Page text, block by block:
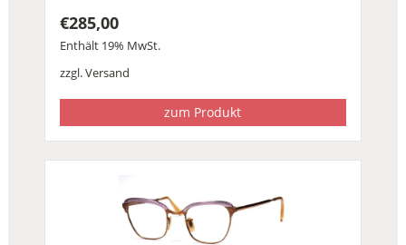
€285,00
Enthält 19% MwSt.
zzgl.Versand
zum Produkt